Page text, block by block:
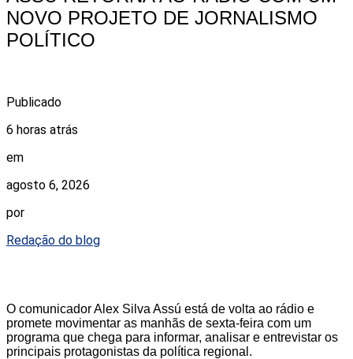
NOVO PROJETO DE JORNALISMO
POLÍTICO
Publicado
6 horas atrás
em
agosto 6, 2026
por
Redação do blog
O comunicador Alex Silva Assú está de volta ao rádio e
promete movimentar as manhãs de sexta-feira com um
programa que chega para informar, analisar e entrevistar os
principais protagonistas da política regional.